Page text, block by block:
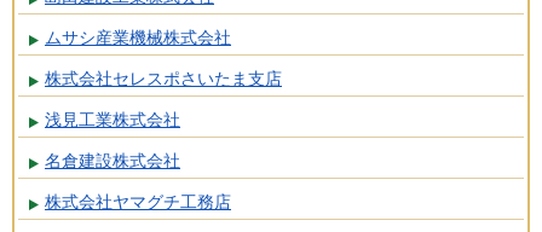
ムサシ産業機械株式会社
株式会社セレスポさいたま支店
浅見工業株式会社
名倉建設株式会社
株式会社ヤマグチ工務店